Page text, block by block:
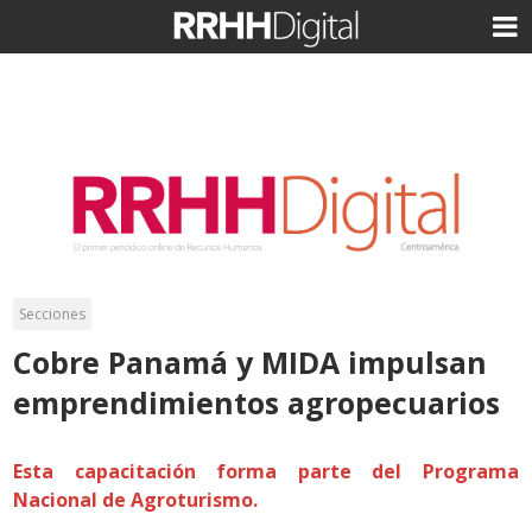
Secciones
Cobre Panamá y MIDA impulsan
emprendimientos agropecuarios
Esta capacitación forma parte del Programa
Nacional de Agroturismo.